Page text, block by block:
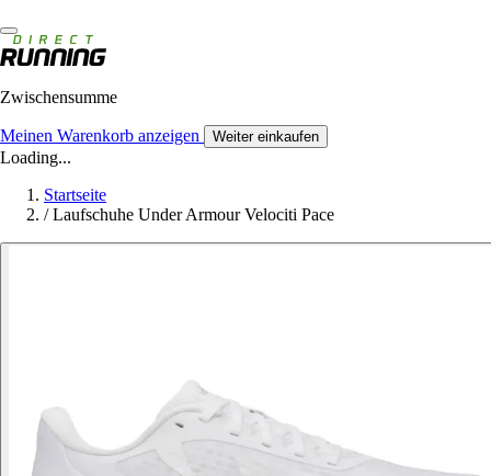
Zwischensumme
Meinen Warenkorb anzeigen Weiter einkaufen
Loading...
Startseite
/ Laufschuhe Under Armour Velociti Pace